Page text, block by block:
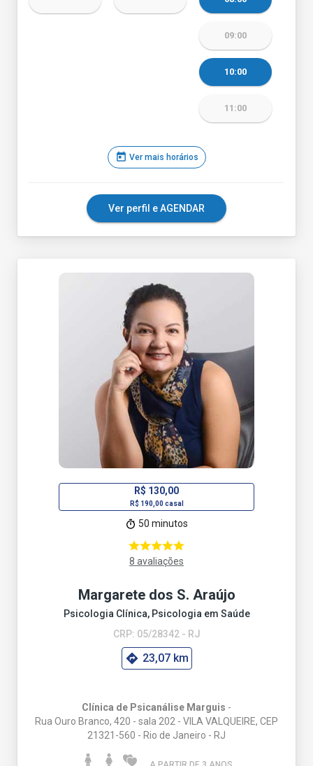
09:00
10:00
11:00
today Ver mais horários
Ver perfil e AGENDAR
R$ 130,00
R$ 190,00 casal
50 minutos
8 avaliações
Margarete dos S. Araújo
Psicologia Clínica, Psicologia em Saúde
CRP: 05/28342 - RJ
23,07 km
Clínica de Psicanálise Marguis -
Rua Ouro Branco, 420 - sala 202 - VILA VALQUEIRE, CEP
21321-560 - Rio de Janeiro - RJ